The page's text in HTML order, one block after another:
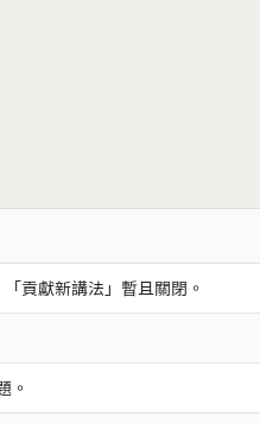
貢獻新講法」暫且關閉。
。